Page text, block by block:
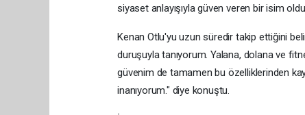
siyaset anlayışıyla güven veren bir isim
Kenan Otlu'yu uzun süredir takip ettiğini
duruşuyla tanıyorum. Yalana, dolana ve
güvenim de tamamen bu özelliklerinden
inanıyorum." diye konuştu.